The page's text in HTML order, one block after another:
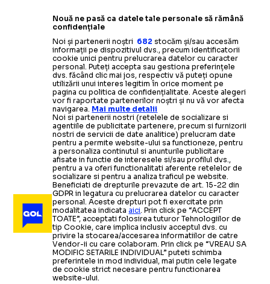
Nouă ne pasă ca datele tale personale să rămână
confidențiale
Noi și partenerii noștri 682 stocăm și/sau accesăm
informații pe dispozitivul dvs., precum identificatorii
cookie unici pentru prelucrarea datelor cu caracter
personal. Puteți accepta sau gestiona preferințele
dvs. făcând clic mai jos, respectiv vă puteți opune
utilizării unui interes legitim în orice moment pe
pagina cu politica de confidențialitate. Aceste alegeri
vor fi raportate partenerilor noștri și nu vă vor afecta
navigarea. Mai multe detalii
Noi si partenerii nostri (retelele de socializare si
agentiile de publicitate partenere, precum si furnizorii
nostri de servicii de date analitice) prelucram date
pentru a permite website-ului sa functioneze, pentru
a personaliza continutul si anunturile publicitare
afisate in functie de interesele si/sau profilul dvs.,
pentru a va oferi functionalitati aferente retelelor de
socializare si pentru a analiza traficul pe website.
Beneficiati de drepturile prevazute de art. 15-22 din
GDPR in legatura cu prelucrarea datelor cu caracter
personal. Aceste drepturi pot fi exercitate prin
modalitatea indicataaici. Prin click pe “ACCEPT
TOATE”, acceptati folosirea tuturor Tehnologiilor de
tip Cookie, care implica inclusiv acceptul dvs. cu
privire la stocarea/accesarea informatiilor de catre
Vendor-ii cu care colaboram. Prin click pe “VREAU SA
MODIFIC SETARILE INDIVIDUAL” puteti schimba
preferintele in mod individual, mai putin cele legate
de cookie strict necesare pentru functionarea
website-ului.